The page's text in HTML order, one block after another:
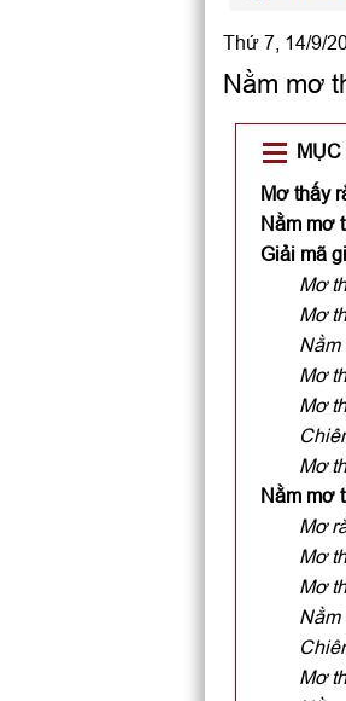
Thứ 7, 14/9/
Nằm mơ
MỤC
Mơ thấy
Nằm mơ
Giải mã
Mơ
Mơ
Nằm
Mơ
Mơ
Mơ
Nằm mơ
Mơ
Mơ
Mơ
Nằm
Mơ